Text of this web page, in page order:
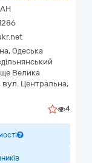
, Одеська
Велика
вул. Центральна,
4